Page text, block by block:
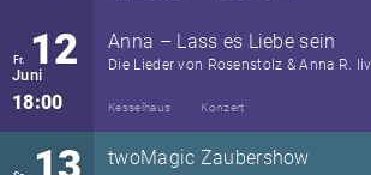
Fr. 12
Juni
18:00
Anna – Lass es Liebe sein
Die Lieder von Rosenstolz & Anna R.
Kesselhaus Konzert
twoMagic Zaubershow